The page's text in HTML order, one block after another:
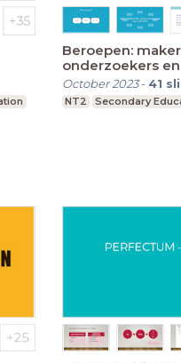
Beroepen:
onderzoekers
October 2023- 41
NT2 Secondary